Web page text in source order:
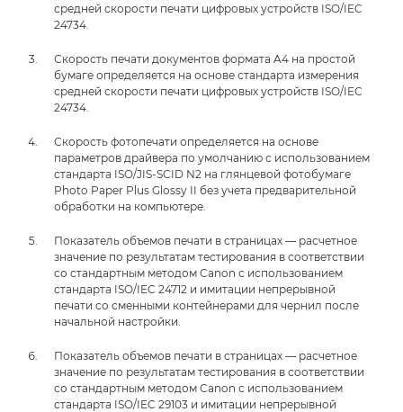
средней скорости печати цифровых устройств ISO/IEC
24734.
Скорость печати документов формата A4 на простой
бумаге определяется на основе стандарта измерения
средней скорости печати цифровых устройств ISO/IEC
24734.
Скорость фотопечати определяется на основе
параметров драйвера по умолчанию с использованием
стандарта ISO/JIS-SCID N2 на глянцевой фотобумаге
Photo Paper Plus Glossy II без учета предварительной
обработки на компьютере.
Показатель объемов печати в страницах — расчетное
значение по результатам тестирования в соответствии
со стандартным методом Canon с использованием
стандарта ISO/IEC 24712 и имитации непрерывной
печати со сменными контейнерами для чернил после
начальной настройки.
Показатель объемов печати в страницах — расчетное
значение по результатам тестирования в соответствии
со стандартным методом Canon с использованием
стандарта ISO/IEC 29103 и имитации непрерывной